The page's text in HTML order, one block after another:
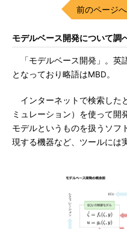
前のページへ
モデルベース開発について調
「モデルベース開発」。英
となっており略語はMBD。
インターネットで検索した
ミュレーション）を使って開
モデルというものを扱うソフ
現する機器など、ツールには